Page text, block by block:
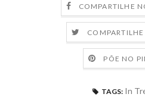
COMPARTILHE
PÕE NO
TAGS: In